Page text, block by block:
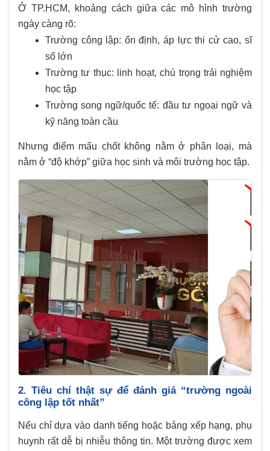
Ở TP.HCM, khoảng cách giữa các mô hình trường
ngày càng rõ:
Trường công lập: ổn định, áp lực thi cử cao, sĩ
số lớn
Trường tư thục: linh hoạt, chú trọng trải nghiệm
học tập
Trường song ngữ/quốc tế: đầu tư ngoại ngữ và
kỹ năng toàn cầu
Nhưng điểm mấu chốt không nằm ở phân loại, mà
nằm ở “độ khớp” giữa học sinh và môi trường học tập.
2. Tiêu chí thật sự để đánh giá “trường ngoài
công lập tốt nhất”
Nếu chỉ dựa vào danh tiếng hoặc bảng xếp hạng, phụ
huynh rất dễ bị nhiễu thông tin. Một trường được xem